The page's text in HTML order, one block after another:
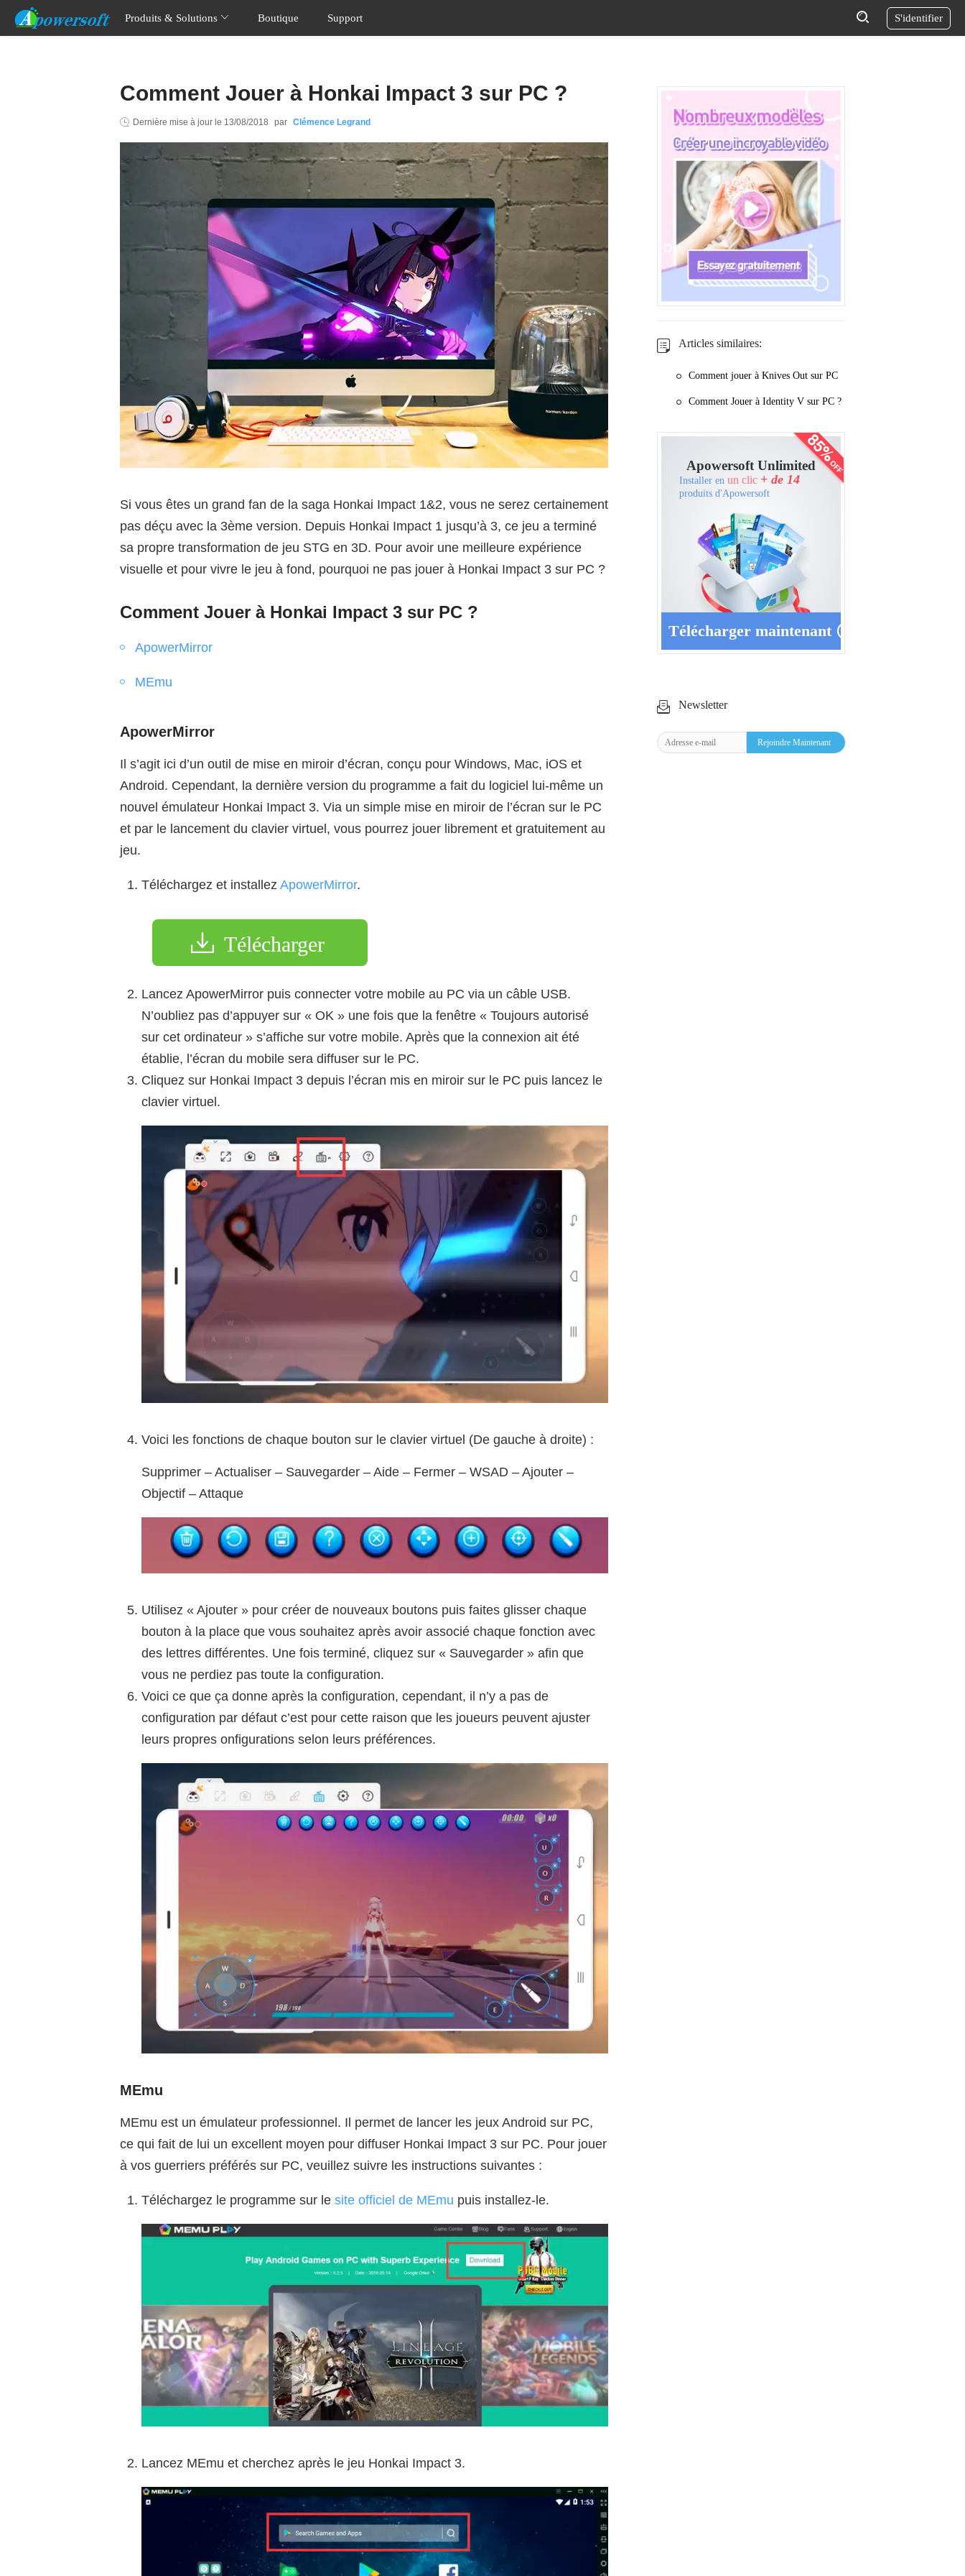
Produits & Solutions Boutique Support S'identifier
Comment Jouer à Honkai Impact 3 sur PC ?
Dernière mise à jour le 13/08/2018 par Clémence Legrand
Si vous êtes un grand fan de la saga Honkai Impact 1&2, vous ne serez certainement
pas déçu avec la 3ème version. Depuis Honkai Impact 1 jusqu’à 3, ce jeu a terminé
sa propre transformation de jeu STG en 3D. Pour avoir une meilleure expérience
visuelle et pour vivre le jeu à fond, pourquoi ne pas jouer à Honkai Impact 3 sur PC ?
Comment Jouer à Honkai Impact 3 sur PC ?
ApowerMirror
MEmu
ApowerMirror
Il s’agit ici d’un outil de mise en miroir d’écran, conçu pour Windows, Mac, iOS et
Android. Cependant, la dernière version du programme a fait du logiciel lui-même un
nouvel émulateur Honkai Impact 3. Via un simple mise en miroir de l’écran sur le PC
et par le lancement du clavier virtuel, vous pourrez jouer librement et gratuitement au
jeu.
Téléchargez et installez ApowerMirror.
Télécharger
Lancez ApowerMirror puis connecter votre mobile au PC via un câble USB.
N’oubliez pas d’appuyer sur « OK » une fois que la fenêtre « Toujours autorisé
sur cet ordinateur » s’affiche sur votre mobile. Après que la connexion ait été
établie, l’écran du mobile sera diffuser sur le PC.
Cliquez sur Honkai Impact 3 depuis l’écran mis en miroir sur le PC puis lancez le
clavier virtuel.
Voici les fonctions de chaque bouton sur le clavier virtuel (De gauche à droite) :
Supprimer – Actualiser – Sauvegarder – Aide – Fermer – WSAD – Ajouter –
Objectif – Attaque
Utilisez « Ajouter » pour créer de nouveaux boutons puis faites glisser chaque
bouton à la place que vous souhaitez après avoir associé chaque fonction avec
des lettres différentes. Une fois terminé, cliquez sur « Sauvegarder » afin que
vous ne perdiez pas toute la configuration.
Voici ce que ça donne après la configuration, cependant, il n’y a pas de
configuration par défaut c’est pour cette raison que les joueurs peuvent ajuster
leurs propres onfigurations selon leurs préférences.
MEmu
MEmu est un émulateur professionnel. Il permet de lancer les jeux Android sur PC,
ce qui fait de lui un excellent moyen pour diffuser Honkai Impact 3 sur PC. Pour jouer
à vos guerriers préférés sur PC, veuillez suivre les instructions suivantes :
Téléchargez le programme sur le site officiel de MEmu puis installez-le.
Lancez MEmu et cherchez après le jeu Honkai Impact 3.
Articles similaires:
Comment jouer à Knives Out sur PC
Comment Jouer à Identity V sur PC ?
Télécharger maintenant
Apowersoft Unlimited
Installer en un clic + de 14
produits d'Apowersoft
Newsletter
Rejoindre Maintenant